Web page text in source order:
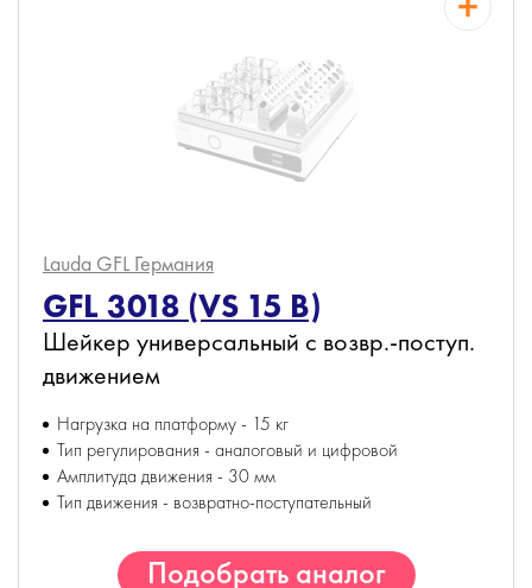
Lauda GFL Германия
GFL 3018 (VS 15 B)
Шейкер универсальный с возвр.-поступ.
движением
Нагрузка на платформу - 15 кг
Тип регулирования - аналоговый и цифровой
Амплитуда движения - 30 мм
Тип движения - возвратно-поступательный
Подобрать аналог